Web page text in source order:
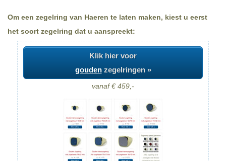
Om een zegelring van Haeren te laten maken, kiest u eerst
het soort zegelring dat u aanspreekt:
Klik hier voor
goudenzegelringen »
vanaf € 459,-